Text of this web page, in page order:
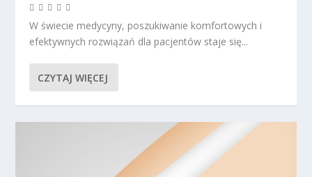
W świecie medycyny, poszukiwanie komfortowych i
efektywnych rozwiązań dla pacjentów staje się...
CZYTAJ WIĘCEJ